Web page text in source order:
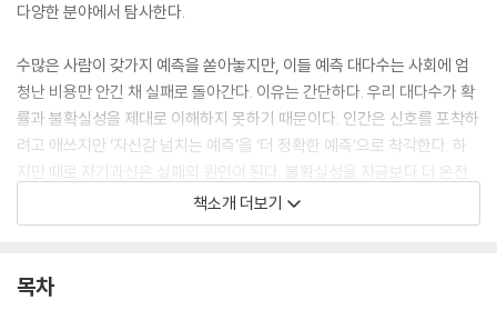
다양한 분야에서 탐사한다.
수많은 사람이 갖가지 예측을 쏟아놓지만, 이들 예측 대다수는 사회에 엄
청난 비용만 안긴 채 실패로 돌아간다. 이유는 간단하다. 우리 대다수가 확
률과 불확실성을 제대로 이해하지 못하기 때문이다. 인간은 신호를 포착하
려고 애쓰지만 ‘자신감 넘치는 예측’을 ‘더 정확한 예측’으로 착각한다. 하
지만 때로 자기과신은 실패의 원인이 된다. 불확실성을 지금보다 더 온전
하게 이해한다면, 우리의 예측은 한결 정확해질 것이다. 족집게 같은 예측
을 선보이며 ‘예측의 천재’로 급부상한 네이트 실버도 2016년 트럼프의 대
매체나 조사기관에 비해 트럼프의 당선 가능성을 상대적으로 높게(28.
책소개 더보기
목차